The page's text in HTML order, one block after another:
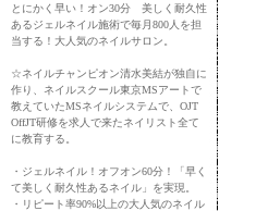
とにかく早い！オン30分 美しく耐久性
あるジェルネイル施術で毎月800人を担
当する！大人気のネイルサロン。
☆ネイルチャンピオン清水美結が独自に
作り、ネイルスクール東京MSアートで
教えていたMSネイルシステムで、OJT
OffJT研修を求人で来たネイリスト全て
に教育する。
・ジェルネイル！オフオン60分！「早く
て美しく耐久性あるネイル」を実現。
・リピート率90%以上の大人気のネイル